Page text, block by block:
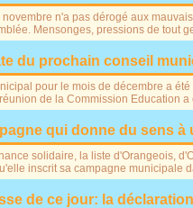
n'a pas dérogé aux
Mensonges, pressions de tout
du prochain conseil
pour le mois de décembre a
de la Commission Education
qui donne du sens à
solidaire, la liste d'Orangeois,
inscrit sa campagne municipale
de ce jour: la